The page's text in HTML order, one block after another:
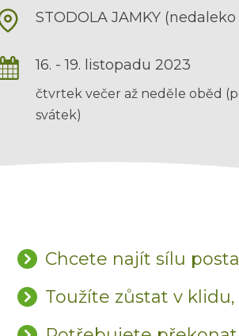
STODOLA JAMKY
16. - 19. listopadu 2023
čtvrtek večer až neděle oběd
svátek)
Chcete najít sílu
Toužíte zůstat v